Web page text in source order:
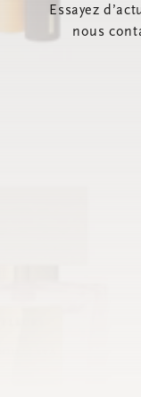
Essayez
nous